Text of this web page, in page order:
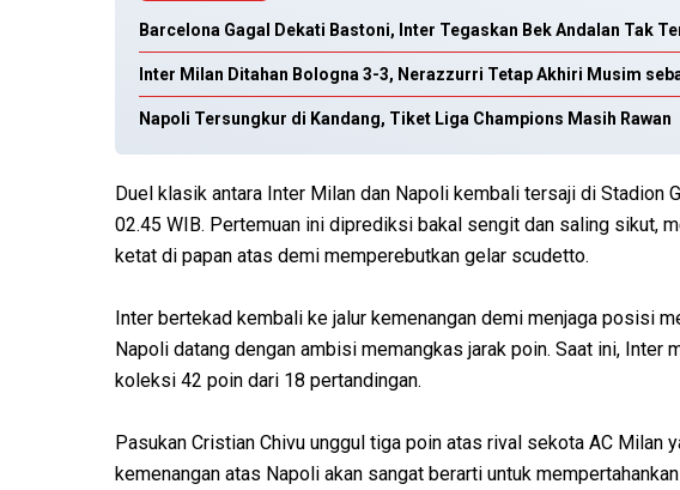
Barcelona Gagal Dekati Bastoni, Inter Tegaskan Bek Andalan Tak
Inter Milan Ditahan Bologna 3-3, Nerazzurri Tetap Akhiri Musim
Napoli Tersungkur di Kandang, Tiket Liga Champions Masih Rawan
Duel klasik antara Inter Milan dan Napoli kembali tersaji di Stadion
02.45 WIB. Pertemuan ini diprediksi bakal sengit dan saling sikut,
ketat di papan atas demi memperebutkan gelar scudetto.
Inter bertekad kembali ke jalur kemenangan demi menjaga posisi
Napoli datang dengan ambisi memangkas jarak poin. Saat ini, Inter
koleksi 42 poin dari 18 pertandingan.
Pasukan Cristian Chivu unggul tiga poin atas rival sekota AC Milan
kemenangan atas Napoli akan sangat berarti untuk